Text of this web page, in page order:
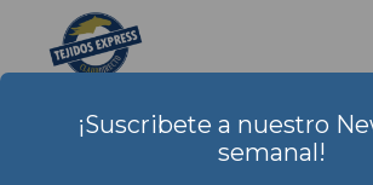
¡Suscribete a nuestro
semanal!
Frisa Sublimable
PRODUCTOS / Frisa